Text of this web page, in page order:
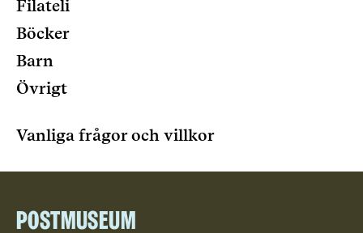
Filateli
Böcker
Barn
Övrigt
Vanliga frågor och villkor
Postmuseum